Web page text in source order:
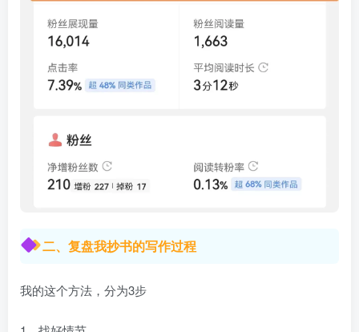
二、复盘我抄书的写作过程
我的这个方法，分为3步